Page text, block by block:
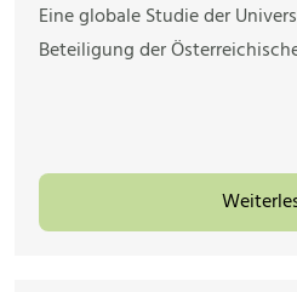
Eine globale Studie der
Beteiligung der